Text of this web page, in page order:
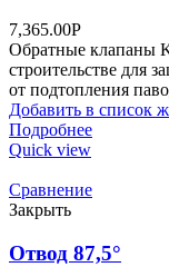
7,365.00Р
Обратные клапаны
строительстве для
от подтопления
Добавить в список
Подробнее
Quick view
Сравнение
Закрыть
Отвод 87,5°